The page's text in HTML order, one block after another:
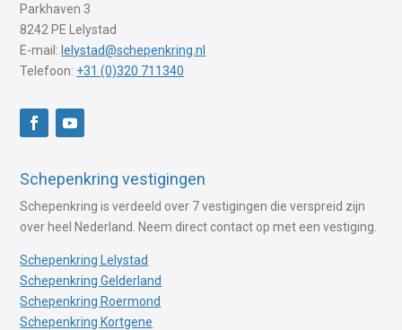
Parkhaven 3
8242 PE Lelystad
E-mail: lelystad@schepenkring.nl
Telefoon: +31 (0)320 711340
Schepenkring vestigingen
Schepenkring is verdeeld over 7 vestigingen die verspreid zijn
over heel Nederland. Neem direct contact op met een vestiging.
Schepenkring Lelystad
Schepenkring Gelderland
Schepenkring Roermond
Schepenkring Kortgene